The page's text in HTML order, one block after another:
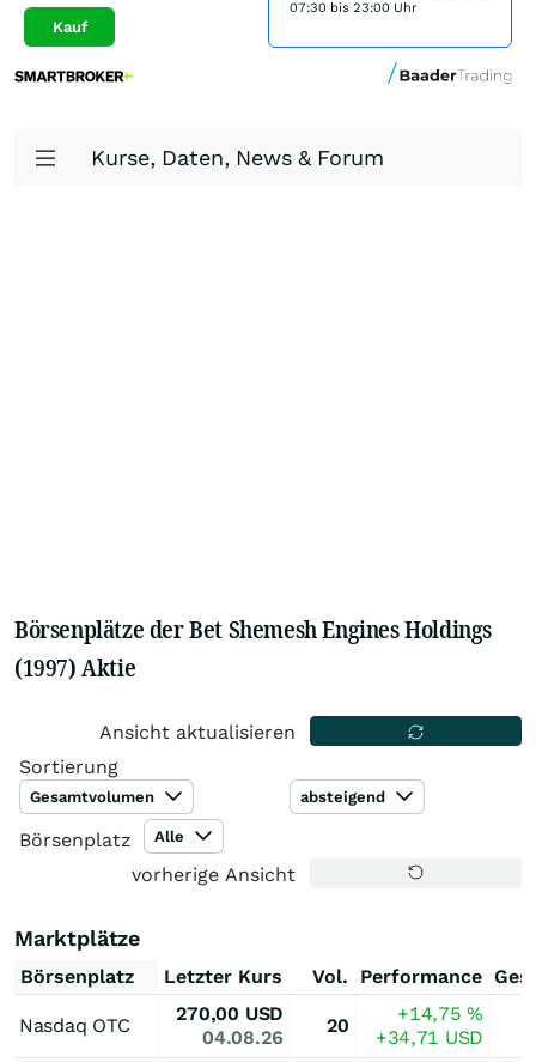
Kauf
07:30 bis 23:00 Uhr
Kurse, Daten, News & Forum
Börsenplätze der Bet Shemesh Engines Holdings
(1997) Aktie
Ansicht aktualisieren
Sortierung
Gesamtvolumen absteigend
Börsenplatz Alle
vorherige Ansicht
Marktplätze
Börsenplatz Letzter Kurs Vol. Performance
Nasdaq OTC
270,00 USD
04.08.26
20
+14,75%
+34,71 USD